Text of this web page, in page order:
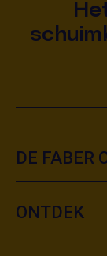
DE FABER
ONTDEK